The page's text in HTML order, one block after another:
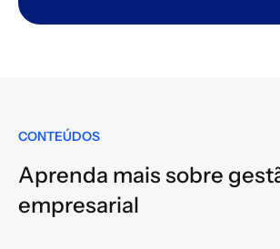
CONTEÚDOS
Aprenda mais sobre
empresarial